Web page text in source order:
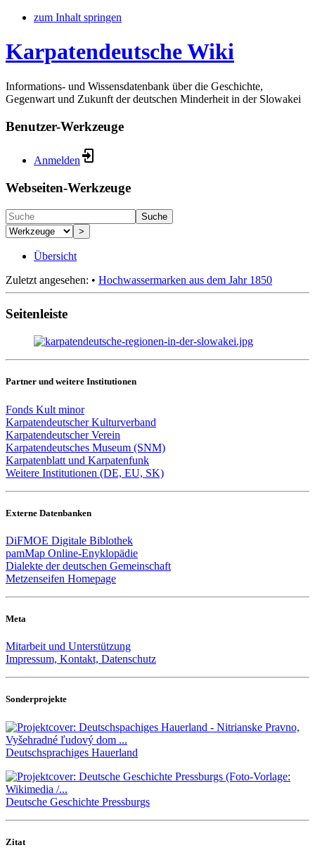
zum Inhalt springen
Karpatendeutsche Wiki
Informations- und Wissensdatenbank über die Geschichte,
Gegenwart und Zukunft der deutschen Minderheit in der Slowakei
Benutzer-Werkzeuge
Anmelden
Webseiten-Werkzeuge
Suche
>
Übersicht
Zuletzt angesehen: • Hochwassermarken aus dem Jahr 1850
Seitenleiste
Partner und weitere Institutionen
Fonds Kult minor
Karpatendeutscher Kulturverband
Karpatendeutscher Verein
Karpatendeutsches Museum (SNM)
Karpatenblatt und Karpatenfunk
Weitere Institutionen (DE, EU, SK)
Externe Datenbanken
DiFMOE Digitale Biblothek
pamMap Online-Enyklopädie
Dialekte der deutschen Gemeinschaft
Metzenseifen Homepage
Meta
Mitarbeit und Unterstützung
Impressum, Kontakt, Datenschutz
Sonderprojekte
Deutschsprachiges Hauerland
Deutsche Geschichte Pressburgs
Zitat